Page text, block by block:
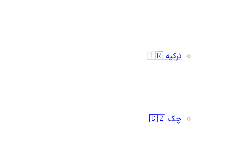
ترکیه 🇹🇷
چک 🇨🇿